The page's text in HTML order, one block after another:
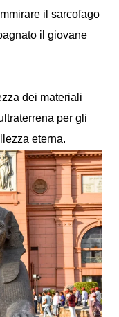
il sarcofago
il giovane
dei materiali
per gli
eterna.